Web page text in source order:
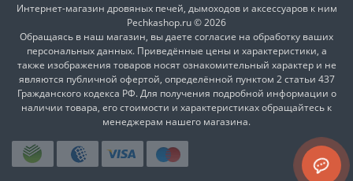
Интернет-магазин дровяных печей, дымоходов и аксессуаров к ним
Pechkashop.ru © 2026
Обращаясь в наш магазин, вы даете согласие на обработку ваших
персональных данных. Приведённые цены и характеристики, а
также изображения товаров носят ознакомительный характер и не
являются публичной офертой, определённой пунктом 2 статьи 437
Гражданского кодекса РФ. Для получения подробной информации о
наличии товара, его стоимости и характеристиках обращайтесь к
менеджерам нашего магазина.